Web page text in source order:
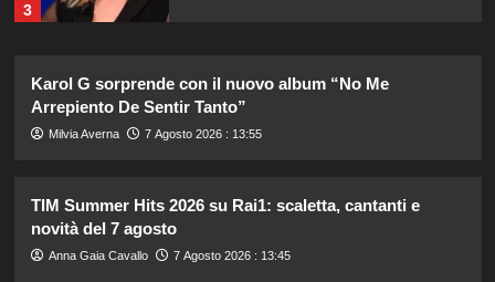
3
4
celebrazione in famiglia da mamma
bis emozionante e gioiosa.
5
Grande Fratello Vip? Claudia Dionigi
Karol G sorprende con il nuovo album “No Me
Arrepiento De Sentir Tanto”
Milvia Averna 7 Agosto 2026 : 13:55
TIM Summer Hits 2026 su Rai1: scaletta, cantanti e
novità del 7 agosto
Anna Gaia Cavallo 7 Agosto 2026 : 13:45